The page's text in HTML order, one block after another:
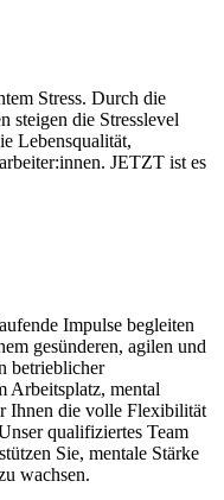
Stress. Durch die
steigen die Stresslevel
Lebensqualität,
JETZT ist es
Impulse begleiten
gesünderen, agilen und
betrieblicher
Arbeitsplatz, mental
Ihnen die volle Flexibilität
qualifiziertes Team
Sie, mentale Stärke
wachsen.